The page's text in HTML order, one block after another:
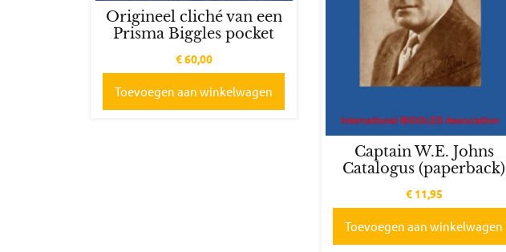
Origineel cliché van een
Prisma Biggles pocket
€60,00
Toevoegen aan winkelwagen
Captain W.E. Johns
Catalogus (paperback)
€11,95
Toevoegen aan winkelwagen